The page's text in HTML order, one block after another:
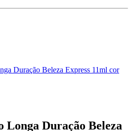
Duração Beleza Express 11ml cor
Longa Duração Beleza